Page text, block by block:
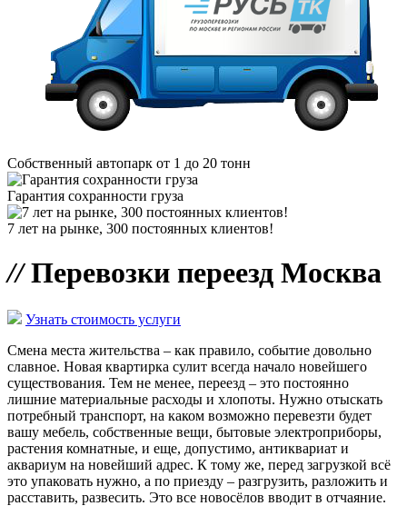
Собственный автопарк от 1 до 20 тонн
Гарантия сохранности груза
7 лет на рынке, 300 постоянных клиентов!
//Перевозки переезд Москва
Узнать стоимость услуги
Смена места жительства – как правило, событие довольно
славное. Новая квартирка сулит всегда начало новейшего
существования. Тем не менее, переезд – это постоянно
лишние материальные расходы и хлопоты. Нужно отыскать
потребный транспорт, на каком возможно перевезти будет
вашу мебель, собственные вещи, бытовые электроприборы,
растения комнатные, и еще, допустимо, антиквариат и
аквариум на новейший адрес. К тому же, перед загрузкой всё
это упаковать нужно, а по приезду – разгрузить, разложить и
расставить, развесить. Это все новосёлов вводит в отчаяние.